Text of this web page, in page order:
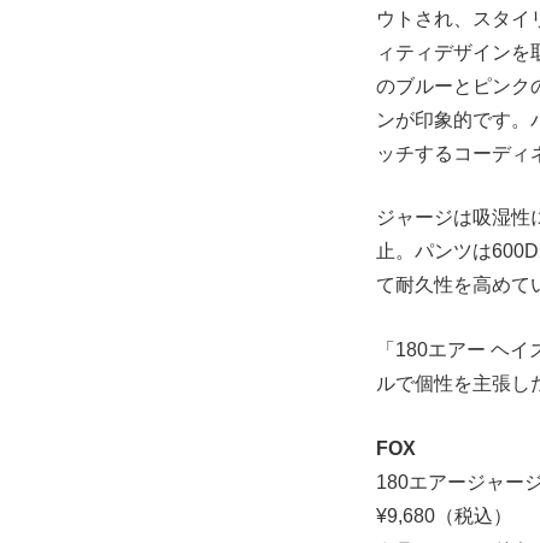
ウトされ、スタイ
ィティデザインを
のブルーとピンク
ンが印象的です。
ッチするコーディ
ジャージは吸湿性
止。パンツは
て耐久性を高めて
「180エアー ヘ
ルで個性を主張し
FOX
180エアージャー
¥9,680（税込）